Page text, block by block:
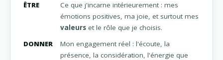
ÊTRE
Ce que j'incarne intérieurement : mes
émotions positives, ma joie, et surtout mes
valeurs et le rôle que je choisis.
DONNER
Mon engagement réel : l'écoute, la
présence, la considération, l'énergie que